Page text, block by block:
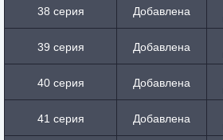
38 серия Добавлена
39 серия Добавлена
40 серия Добавлена
41 серия Добавлена